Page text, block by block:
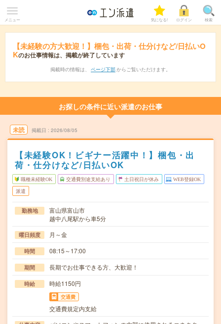
メニュー 気になる! ログイン 検索
【未経験の方大歓迎！】梱包・出荷・仕分けなど/日払いO
Kのお仕事情報は、掲載が終了しています
掲載時の情報は、 ページ下部 からご覧いただけます。
お探しの条件に近い派遣のお仕事
未読 掲載日 2026/08/05
【未経験OK！ビギナー活躍中！】梱包・出
荷・仕分けなど/日払いOK
職種未経験OK 交通費別途支給あり 土日祝日が休み WEB登録OK
派遣
勤務地
富山県富山市
越中八尾駅から車5分
曜日頻度 月～金
時間 08:15～17:00
期間 長期でお仕事できる方、大歓迎！
時給 時給1150円
交通費
交通費規定内支給